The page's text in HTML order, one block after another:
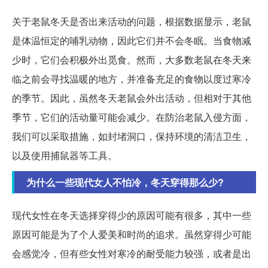
关于老鼠冬天是否出来活动的问题，根据数据显示，老鼠
是体温恒定的哺乳动物，因此它们并不会冬眠。当食物减
少时，它们会积极外出觅食。然而，大多数老鼠在冬天来
临之前会寻找温暖的地方，并准备充足的食物以度过寒冷
的季节。因此，虽然冬天老鼠会外出活动，但相对于其他
季节，它们的活动量可能会减少。在防治老鼠入侵方面，
我们可以采取措施，如封堵洞口，保持环境的清洁卫生，
以及使用捕鼠器等工具。
为什么一些现代女人不怕冷，冬天穿得那么少?
现代女性在冬天选择穿得少的原因可能有很多，其中一些
原因可能是为了个人爱美和时尚的追求。虽然穿得少可能
会感觉冷，但有些女性对寒冷的耐受能力较强，或者是出